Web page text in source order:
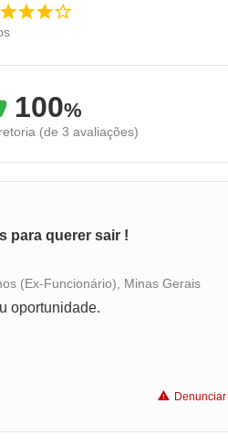
100%
(de 3 avaliações)
para querer sair !
a vida familiar
(Ex-Funcionário), Minas Gerais
oportunidade.
Denunciar